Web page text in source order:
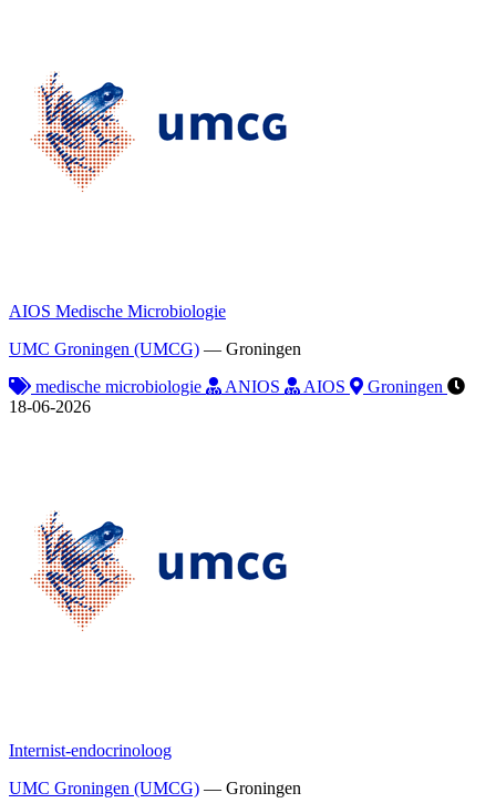
AIOS Medische Microbiologie
UMC Groningen (UMCG) — Groningen
medische microbiologie
ANIOS AIOS
Groningen
18-06-2026
Internist-endocrinoloog
UMC Groningen (UMCG) — Groningen